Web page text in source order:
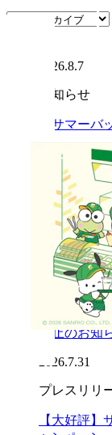
2026.8.7
お知らせ
「サマーバ
2026.8.7
お知らせ
「サマーバ
期のお知
2026.8.7
お知らせ
「令和8年
休止のお知
2026.7.31
プレスリリ
【大好評】